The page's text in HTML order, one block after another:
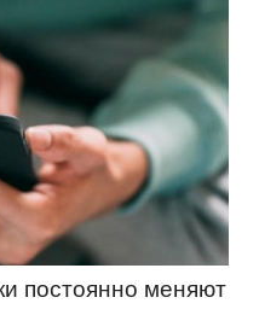
постоянно меняют